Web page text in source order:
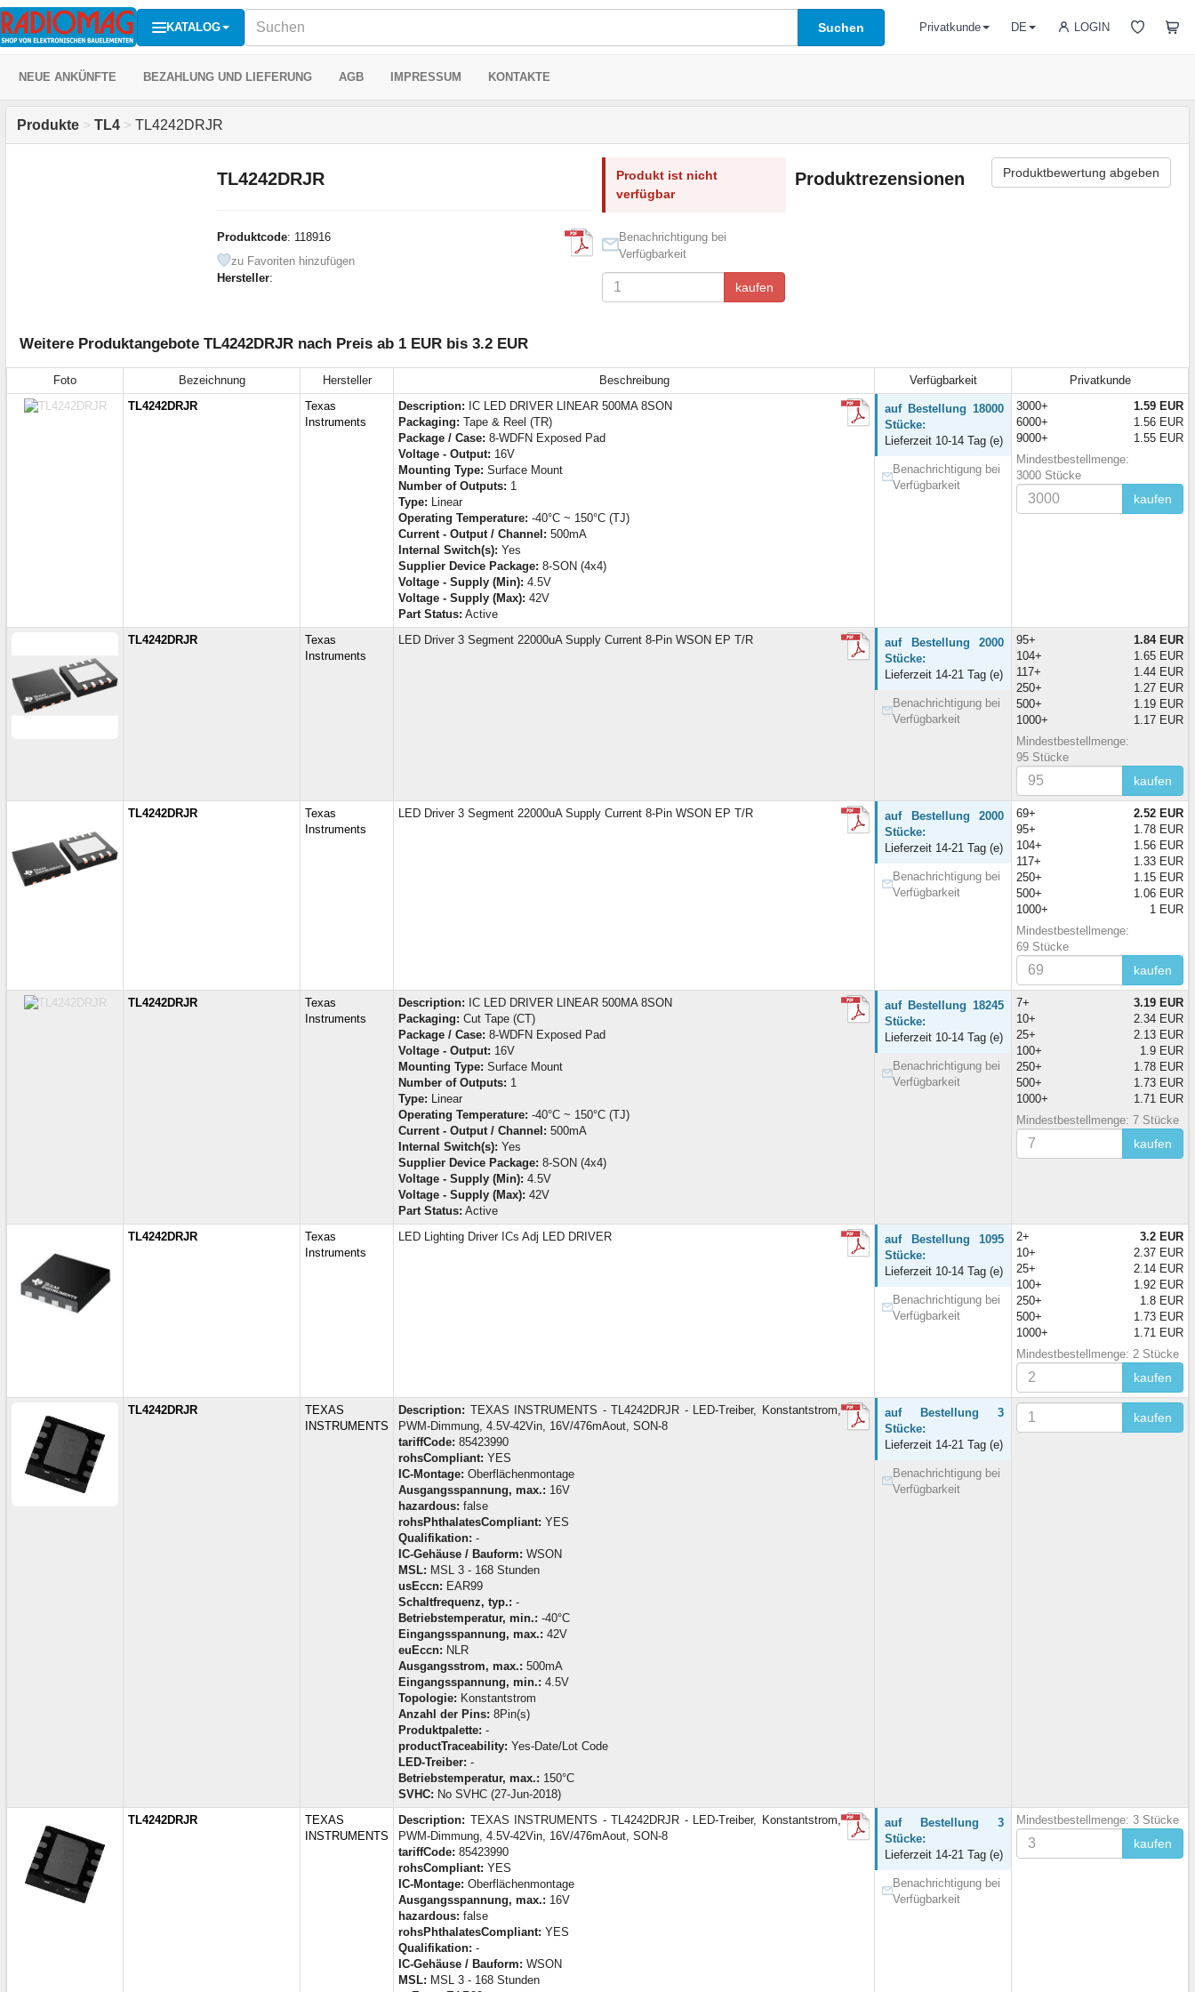
KATALOG Suchen LOGIN
Privatkunde DE
NEUE ANKÜNFTE BEZAHLUNG UND LIEFERUNG AGB IMPRESSUM KONTAKTE
Produkte > TL4 > TL4242DRJR
TL4242DRJR
Produktcode: 118916
zu Favoriten hinzufügen
Hersteller:
Produkt ist nicht
verfügbar
Benachrichtigung bei
Verfügbarkeit
kaufen
Produktrezensionen Produktbewertung abgeben
Weitere Produktangebote TL4242DRJR nach Preis ab 1 EUR bis 3.2 EUR
Foto Bezeichnung Hersteller Beschreibung Verfügbarkeit
Privatkunde
TL4242DRJR
Texas
Instruments
Description: IC LED DRIVER LINEAR 500MA 8SON
Packaging: Tape & Reel (TR)
Package / Case: 8-WDFN Exposed Pad
Voltage - Output: 16V
Mounting Type: Surface Mount
Number of Outputs: 1
Type: Linear
Operating Temperature: -40°C ~ 150°C (TJ)
Current - Output / Channel: 500mA
Internal Switch(s): Yes
Supplier Device Package: 8-SON (4x4)
Voltage - Supply (Min): 4.5V
Voltage - Supply (Max): 42V
Part Status: Active
auf Bestellung 18000
Stücke:
Lieferzeit 10-14 Tag (e)
Benachrichtigung bei
Verfügbarkeit
3000+
1.59 EUR
6000+
1.56 EUR
9000+
1.55 EUR
Mindestbestellmenge:
3000 Stücke
kaufen
TL4242DRJR
Texas
Instruments
LED Driver 3 Segment 22000uA Supply Current 8-Pin WSON EP T/R
auf Bestellung 2000
Stücke:
Lieferzeit 14-21 Tag (e)
Benachrichtigung bei
Verfügbarkeit
95+
1.84 EUR
104+
1.65 EUR
117+
1.44 EUR
250+
1.27 EUR
500+
1.19 EUR
1000+
1.17 EUR
Mindestbestellmenge:
95 Stücke
kaufen
TL4242DRJR
Texas
Instruments
LED Driver 3 Segment 22000uA Supply Current 8-Pin WSON EP T/R
auf Bestellung 2000
Stücke:
Lieferzeit 14-21 Tag (e)
Benachrichtigung bei
Verfügbarkeit
69+
2.52 EUR
95+
1.78 EUR
104+
1.56 EUR
117+
1.33 EUR
250+
1.15 EUR
500+
1.06 EUR
1000+
1 EUR
Mindestbestellmenge:
69 Stücke
kaufen
TL4242DRJR
Texas
Instruments
Description: IC LED DRIVER LINEAR 500MA 8SON
Packaging: Cut Tape (CT)
Package / Case: 8-WDFN Exposed Pad
Voltage - Output: 16V
Mounting Type: Surface Mount
Number of Outputs: 1
Type: Linear
Operating Temperature: -40°C ~ 150°C (TJ)
Current - Output / Channel: 500mA
Internal Switch(s): Yes
Supplier Device Package: 8-SON (4x4)
Voltage - Supply (Min): 4.5V
Voltage - Supply (Max): 42V
Part Status: Active
auf Bestellung 18245
Stücke:
Lieferzeit 10-14 Tag (e)
Benachrichtigung bei
Verfügbarkeit
7+
3.19 EUR
10+
2.34 EUR
25+
2.13 EUR
100+
1.9 EUR
250+
1.78 EUR
500+
1.73 EUR
1000+
1.71 EUR
Mindestbestellmenge: 7 Stücke
kaufen
TL4242DRJR
Texas
Instruments
LED Lighting Driver ICs Adj LED DRIVER
auf Bestellung 1095
Stücke:
Lieferzeit 10-14 Tag (e)
Benachrichtigung bei
Verfügbarkeit
2+
3.2 EUR
10+
2.37 EUR
25+
2.14 EUR
100+
1.92 EUR
250+
1.8 EUR
500+
1.73 EUR
1000+
1.71 EUR
Mindestbestellmenge: 2 Stücke
kaufen
TL4242DRJR
TEXAS
INSTRUMENTS
Description: TEXAS INSTRUMENTS - TL4242DRJR - LED-Treiber, Konstantstrom,
PWM-Dimmung, 4.5V-42Vin, 16V/476mAout, SON-8
tariffCode: 85423990
rohsCompliant: YES
IC-Montage: Oberflächenmontage
Ausgangsspannung, max.: 16V
hazardous: false
rohsPhthalatesCompliant: YES
Qualifikation: -
IC-Gehäuse / Bauform: WSON
MSL: MSL 3 - 168 Stunden
usEccn: EAR99
Schaltfrequenz, typ.: -
Betriebstemperatur, min.: -40°C
Eingangsspannung, max.: 42V
euEccn: NLR
Ausgangsstrom, max.: 500mA
Eingangsspannung, min.: 4.5V
Topologie: Konstantstrom
Anzahl der Pins: 8Pin(s)
Produktpalette: -
productTraceability: Yes-Date/Lot Code
LED-Treiber: -
Betriebstemperatur, max.: 150°C
SVHC: No SVHC (27-Jun-2018)
auf Bestellung 3
Stücke:
Lieferzeit 14-21 Tag (e)
Benachrichtigung bei
Verfügbarkeit
kaufen
TL4242DRJR
TEXAS
INSTRUMENTS
Description: TEXAS INSTRUMENTS - TL4242DRJR - LED-Treiber, Konstantstrom,
PWM-Dimmung, 4.5V-42Vin, 16V/476mAout, SON-8
tariffCode: 85423990
rohsCompliant: YES
IC-Montage: Oberflächenmontage
Ausgangsspannung, max.: 16V
hazardous: false
rohsPhthalatesCompliant: YES
Qualifikation: -
IC-Gehäuse / Bauform: WSON
MSL: MSL 3 - 168 Stunden
auf Bestellung 3
Stücke:
Lieferzeit 14-21 Tag (e)
Benachrichtigung bei
Verfügbarkeit
Mindestbestellmenge: 3 Stücke
kaufen